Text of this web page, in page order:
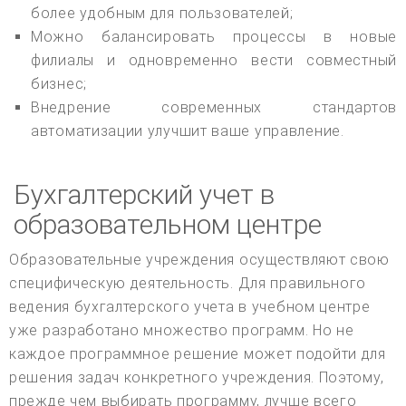
более удобным для пользователей;
Можно балансировать процессы в новые
филиалы и одновременно вести совместный
бизнес;
Внедрение современных стандартов
автоматизации улучшит ваше управление.
Бухгалтерский учет в
образовательном центре
Образовательные учреждения осуществляют свою
специфическую деятельность. Для правильного
ведения бухгалтерского учета в учебном центре
уже разработано множество программ. Но не
каждое программное решение может подойти для
решения задач конкретного учреждения. Поэтому,
прежде чем выбирать программу, лучше всего